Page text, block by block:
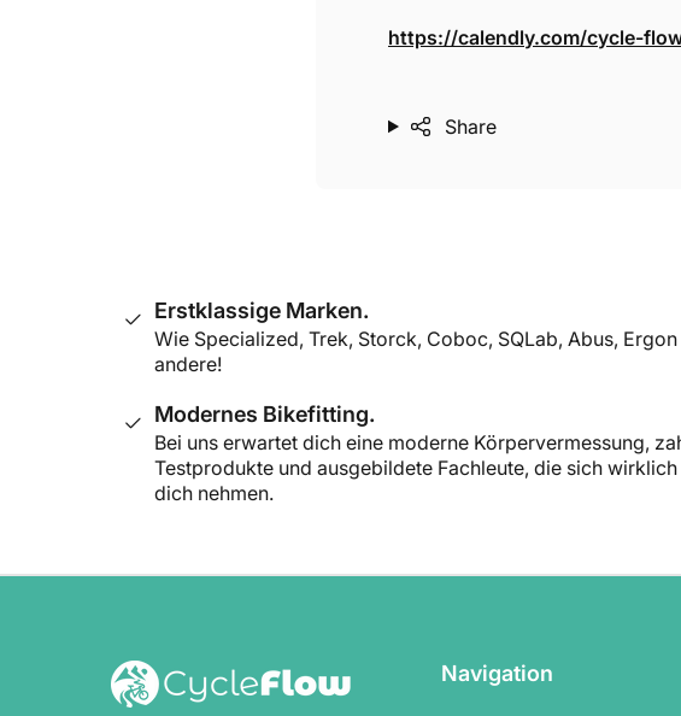
https://calendly.com/cycle-
Share
Erstklassige Marken.
Wie Specialized, Trek, Storck, Coboc, SQLab, Abus,
andere!
Modernes Bikefitting.
Bei uns erwartet dich eine moderne Körpervermessung,
Testprodukte und ausgebildete Fachleute, die sich
dich nehmen.
Navigation